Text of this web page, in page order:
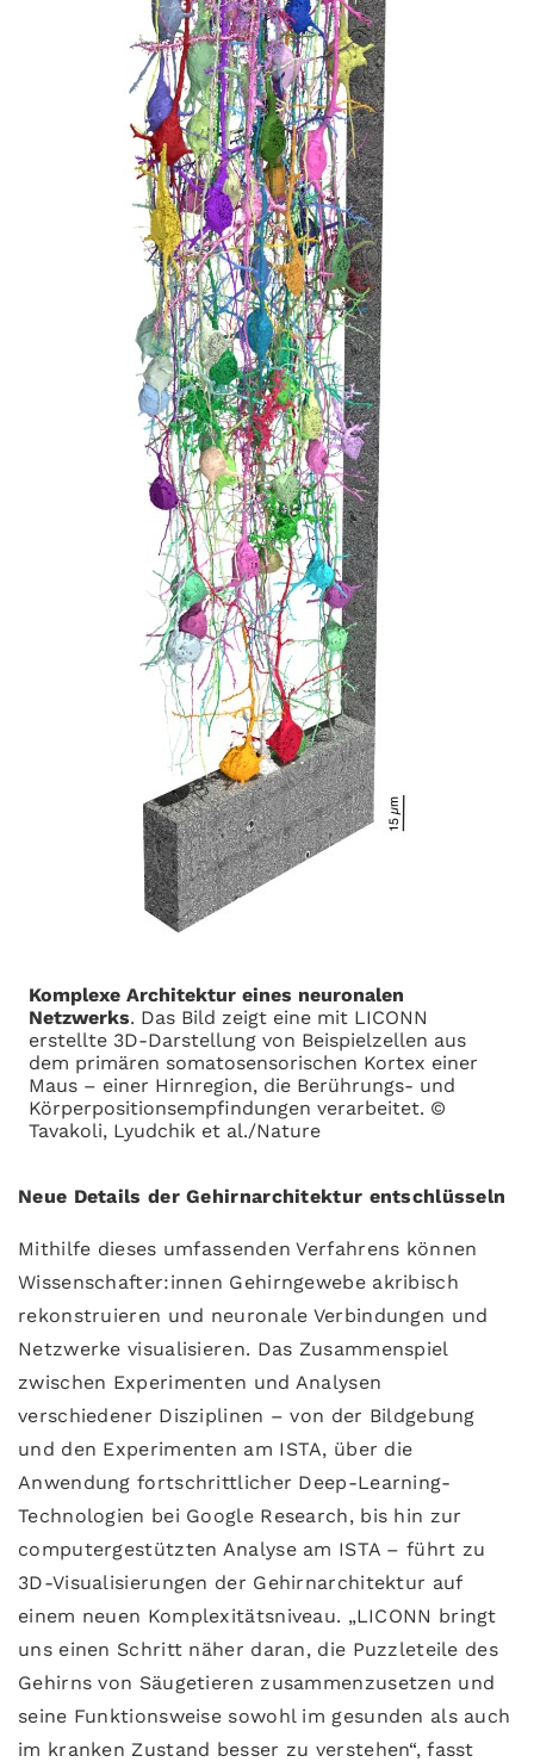
Komplexe Architektur eines neuronalen
Netzwerks. Das Bild zeigt eine mit LICONN
erstellte 3D-Darstellung von Beispielzellen aus
dem primären somatosensorischen Kortex einer
Maus – einer Hirnregion, die Berührungs- und
Körperpositionsempfindungen verarbeitet. ©
Tavakoli, Lyudchik et al./Nature
Neue Details der Gehirnarchitektur entschlüsseln
Mithilfe dieses umfassenden Verfahrens können
Wissenschafter:innen Gehirngewebe akribisch
rekonstruieren und neuronale Verbindungen und
Netzwerke visualisieren. Das Zusammenspiel
zwischen Experimenten und Analysen
verschiedener Disziplinen – von der Bildgebung
und den Experimenten am ISTA, über die
Anwendung fortschrittlicher Deep-Learning-
Technologien bei Google Research, bis hin zur
computergestützten Analyse am ISTA – führt zu
3D-Visualisierungen der Gehirnarchitektur auf
einem neuen Komplexitätsniveau. „LICONN bringt
uns einen Schritt näher daran, die Puzzleteile des
Gehirns von Säugetieren zusammenzusetzen und
seine Funktionsweise sowohl im gesunden als auch
im kranken Zustand besser zu verstehen“, fasst